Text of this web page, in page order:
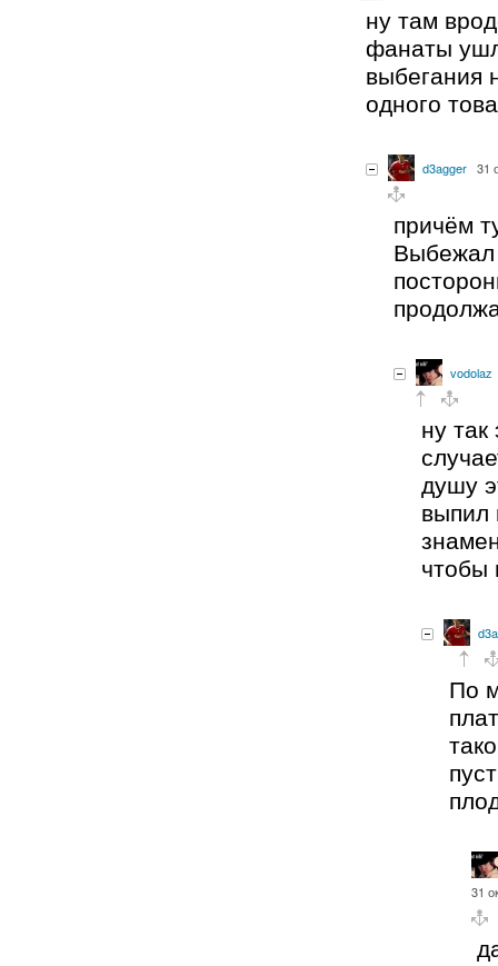
ну там
фанаты
выбегания
одного
d3agger 31
причём
vodolaz
ну так
душу
выпил
чтобы
По
31